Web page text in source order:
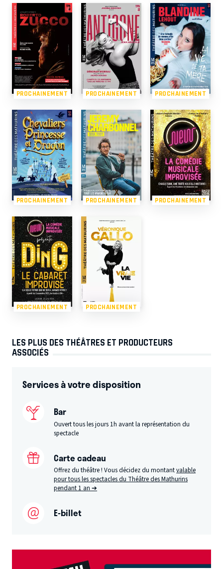
PROCHAINEMENT PROCHAINEMENT PROCHAINEMENT
PROCHAINEMENT PROCHAINEMENT PROCHAINEMENT
PROCHAINEMENT PROCHAINEMENT
LES PLUS DES THÉÂTRES ET PRODUCTEURS
ASSOCIÉS
Services à votre disposition
Bar
Ouvert tous les jours 1h avant la représentation du
spectacle
Carte cadeau
Offrez du théâtre ! Vous décidez du montantvalable
pour tous les spectacles du Théâtre des Mathurins
pendant 1 an ➔
E-billet